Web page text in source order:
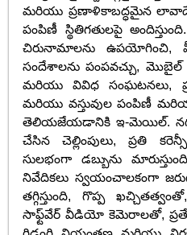
మరియు ప్రణాళికాబద్ధమైన
పంపిణీ స్థితిగతులపై
చిరునామాలను ఉపయోగించి,
సందేశాలను పంపవచ్చు, మొబైల్
మరియు వివిధ సంఘటనలు,
మరియు వస్తువుల పంపిణీ
తెలియజేయడానికి ఇ-మెయిల్.
చేసిన చెల్లింపులు, ప్రతి
సులభంగా డబ్బును
నివేదికలు స్వయంచాలకంగా
తగ్గిస్తుంది, గొప్ప
సాఫ్ట్‌వేర్ వీడియో కెమెరాలతో,